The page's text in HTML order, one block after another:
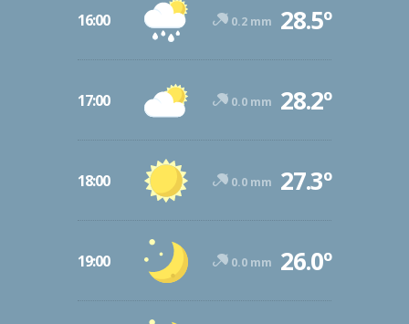
16:00 0.2 mm 28.5º
17:00 0.0 mm 28.2º
18:00 0.0 mm 27.3º
19:00 0.0 mm 26.0º